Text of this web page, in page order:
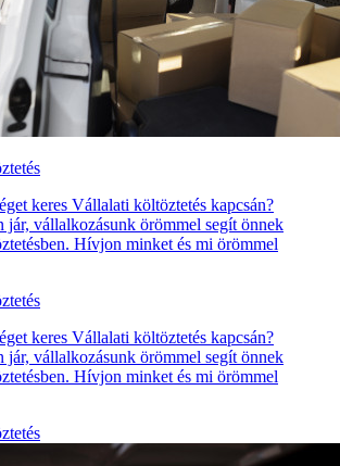
keres Vállalati költöztetés kapcsán?
jár, vállalkozásunk örömmel segít önnek
Hívjon minket és mi örömmel
keres Vállalati költöztetés kapcsán?
jár, vállalkozásunk örömmel segít önnek
Hívjon minket és mi örömmel